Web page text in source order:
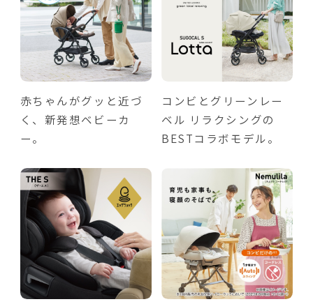
赤ちゃんがグッと近づ
く、新発想ベビーカ
ー。
コンビとグリーンレー
ベル リラクシングの
BESTコラボモデル。